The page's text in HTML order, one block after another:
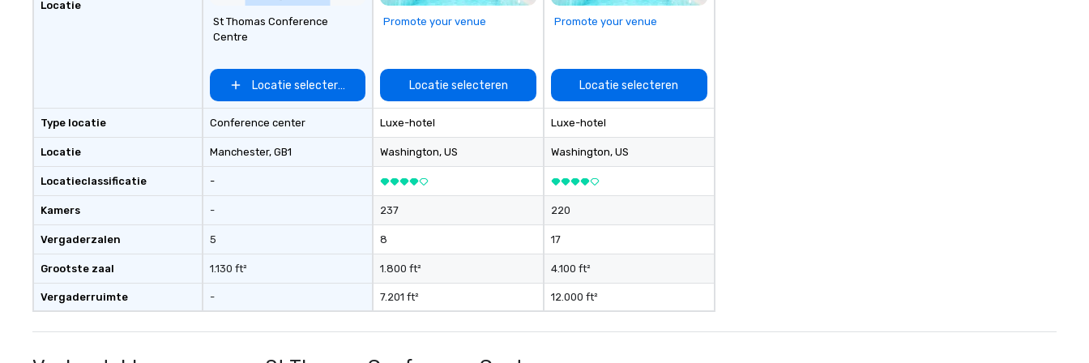
Locatie
Type locatie
Locatie
Locatieclassificatie
Kamers
Vergaderzalen
Grootste zaal
Vergaderruimte
St Thomas Conference
Centre
Locatie selecteren
Conference center
Manchester, GB1
-
-
5
1.130 ft²
-
Promote your venue
Locatie selecteren
Luxe-hotel
Washington, US
237
8
1.800 ft²
7.201 ft²
Promote your venue
Locatie selecteren
Luxe-hotel
Washington, US
220
17
4.100 ft²
12.000 ft²